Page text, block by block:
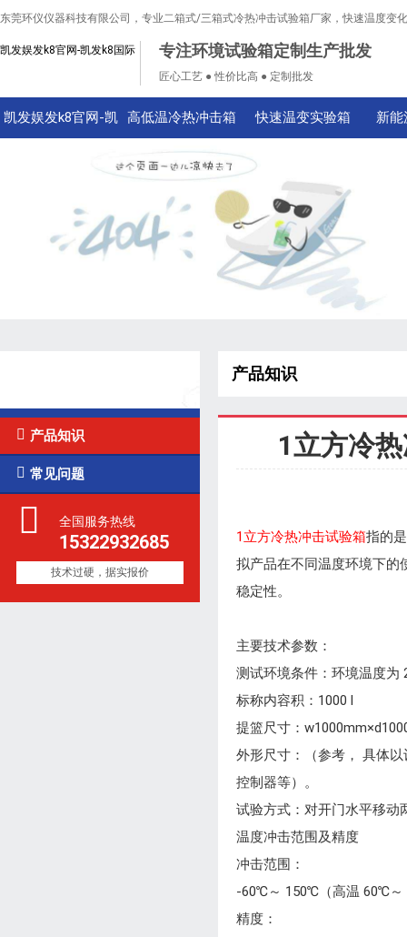
东莞环仪仪器科技有限公司，专业二箱式/三箱式冷热冲击试验箱厂家，快速温度变
凯发娱发k8官网-凯发k8国际 专注环境试验箱定制生产批发
匠心工艺 ● 性价比高 ● 定制批发
凯发娱发k8官网-凯 高低温冷热冲击箱 快速温变实验箱 新
 产品知识
 常见问题
全国服务热线
15322932685
技术过硬，据实报价
产品知识
1立方冷
1立方冷热冲击试验箱指的
拟产品在不同温度环境下的
稳定性。
主要技术参数：
测试环境条件：环境温度为
标称内容积：1000 l
提篮尺寸：
外形尺寸：（参考， 具体
控制器等）。
试验方式：对开门水平移动
温度冲击范围及精度
冲击范围：
-60℃～ 150℃（高温 60℃
精度：